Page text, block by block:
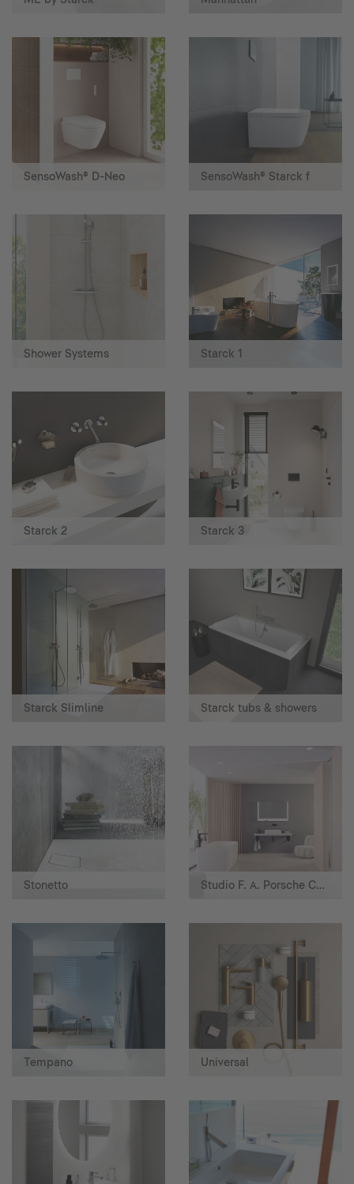
SensoWash® D-Neo SensoWash® Starck f
Shower Systems Starck 1
Starck 2 Starck 3
Starck Slimline Starck tubs & showers
Stonetto Studio F. A. Porsche Collection
Tempano Universal